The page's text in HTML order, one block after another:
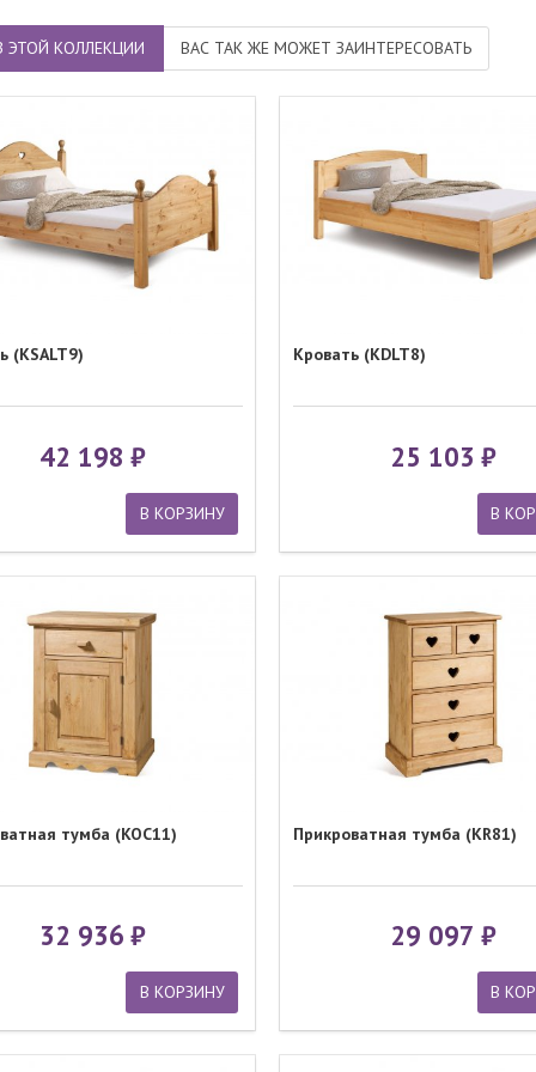
ЭТОЙ КОЛЛЕКЦИИ ВАС ТАК ЖЕ МОЖЕТ ЗАИНТЕРЕСОВАТЬ
(KSALT9)
42 198
В КОРЗИНУ
Кровать (KDLT8)
25 103
В
тумба (KOC11)
32 936
В КОРЗИНУ
Прикроватная тумба (KR81)
29 097
В